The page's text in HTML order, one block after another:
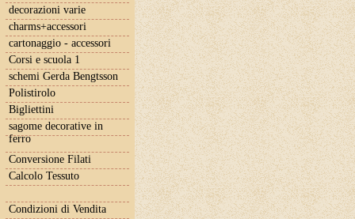
decorazioni varie
charms+accessori
cartonaggio - accessori
Corsi e scuola 1
schemi Gerda Bengtsson
Polistirolo
Bigliettini
sagome decorative in
ferro
Conversione Filati
Calcolo Tessuto
Condizioni di Vendita